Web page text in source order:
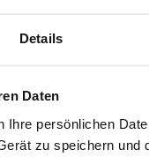
Details
Daten
Ihre persönlichen
zu speichern